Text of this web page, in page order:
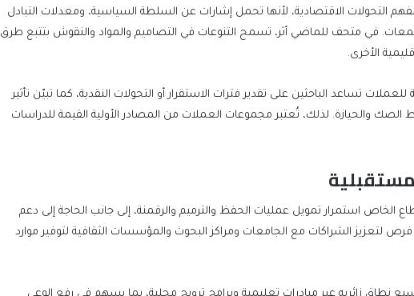
التحولات الاقتصادية، لأنها تحمل إشارات عن السلطة السياسية، ومعدلات التبادل
في متحف للماضي أثر، تسمح التنوعات في التصاميم والمواد والنقوش بتتبع طرق
الأخرى.
للعملات تساعد الباحثين على تقدير فترات الاستقرار أو التحولات النقدية، كما تبيّن تأثير
الصك والحيازة. لذلك، تُعتبر مجموعات العملات من المصادر الأولية القيمة للدراسات
الخاص استمرار تمويل عمليات الحفظ والترميم والرقمنة، إلى جانب الحاجة إلى دعم
لتعزيز الشراكات مع الجامعات ومراكز البحوث والمؤسسات الثقافية لتوفير موارد